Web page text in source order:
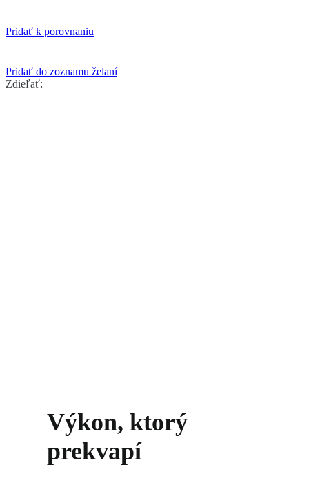
Pridať k porovnaniu
Pridať do zoznamu želaní
Zdieľať:
Výkon, ktorý
prekvapí